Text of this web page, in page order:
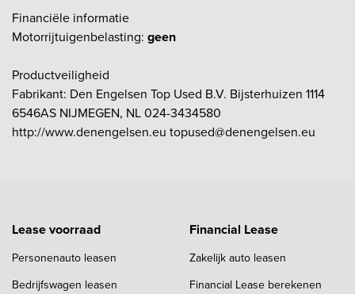
Financiële informatie
Motorrijtuigenbelasting: geen
Productveiligheid
Fabrikant: Den Engelsen Top Used B.V. Bijsterhuizen 1114
6546AS NIJMEGEN, NL 024-3434580
http://www.denengelsen.eu topused@denengelsen.eu
Lease voorraad
Personenauto leasen
Bedrijfswagen leasen
Financial Lease
Zakelijk auto leasen
Financial Lease berekenen